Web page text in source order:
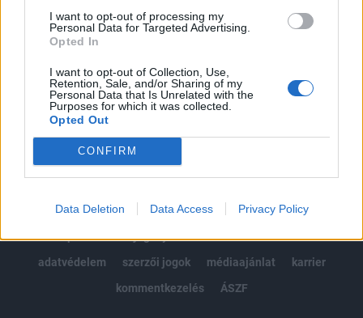
I want to opt-out of processing my
Personal Data for Targeted Advertising.
Opted In
I want to opt-out of Collection, Use,
Retention, Sale, and/or Sharing of my
Personal Data that Is Unrelated with the
Purposes for which it was collected.
Opted Out
CONFIRM
Data Deletion Data Access Privacy Policy
Előfizetés
MÁR ELŐFIZETŐNK VAGY?BEJELENTKEZÉS
© 2026 Portfolio
impresszum
jogi nyilatkozat
süti beállítások
adatvédelem
szerzői jogok médiaajánlat
karrier
kommentkezelés
ÁSZF